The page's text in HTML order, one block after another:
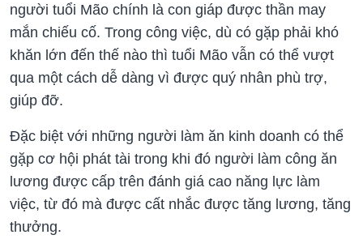
người tuổi Mão chính là con giáp được thần may
mắn chiếu cố. Trong công việc, dù có gặp phải khó
khăn lớn đến thế nào thì tuổi Mão vẫn có thể vượt
qua một cách dễ dàng vì được quý nhân phù trợ,
giúp đỡ.
Đặc biệt với những người làm ăn kinh doanh có thể
gặp cơ hội phát tài trong khi đó người làm công ăn
lương được cấp trên đánh giá cao năng lực làm
việc, từ đó mà được cất nhắc được tăng lương, tăng
thưởng.